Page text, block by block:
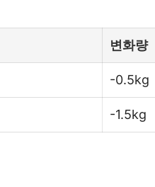
변화량
-0.5kg
-1.5kg